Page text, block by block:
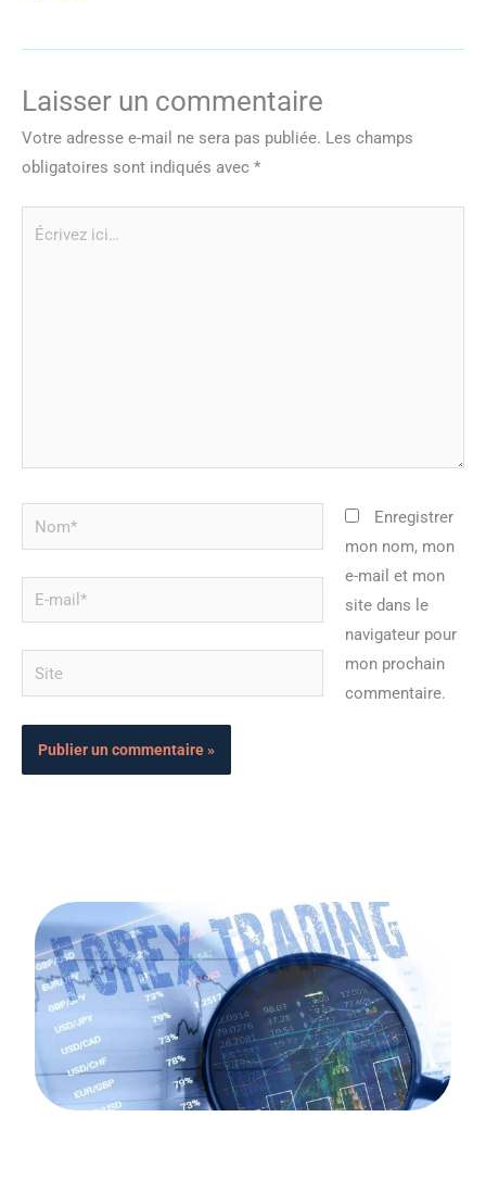
Laisser un commentaire
Votre adresse e-mail ne sera pas publiée. Les champs
obligatoires sont indiqués avec *
Nom*
mail*
Site
Enregistrer
mon nom, mon
e-mail et mon
site dans le
navigateur pour
mon prochain
commentaire.